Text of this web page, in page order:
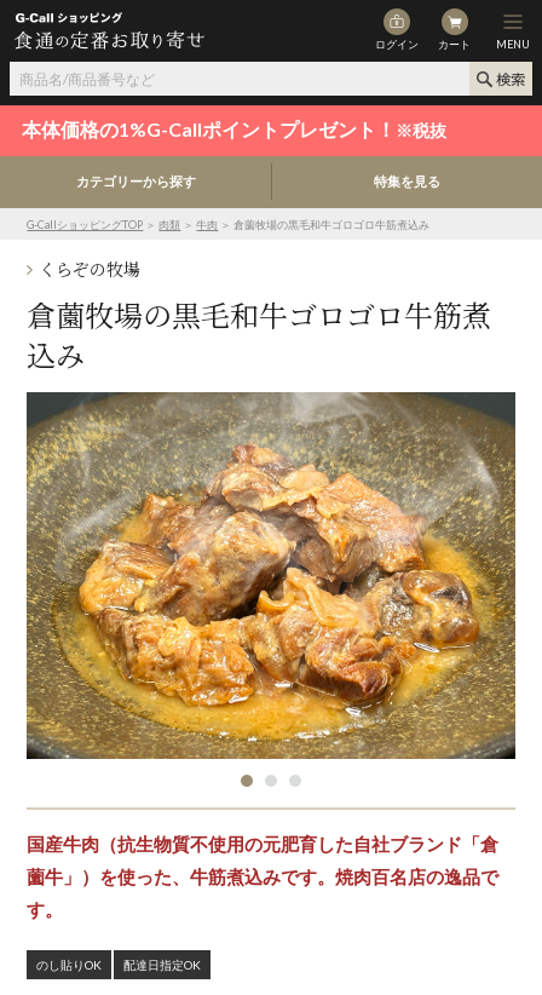
ログイン カート MENU
本体価格の1%G-Callポイントプレゼント！ ※税抜
カテゴリーから探す 特集を見る
G-CallショッピングTOP ＞肉類 ＞牛肉 ＞ 倉薗牧場の黒毛和牛ゴロゴロ牛筋煮込み
くらぞの牧場
倉薗牧場の黒毛和牛ゴロゴロ牛筋煮
込み
国産牛肉（抗生物質不使用の元肥育した自社ブランド「倉
薗牛」）を使った、牛筋煮込みです。焼肉百名店の逸品で
す。
のし貼りOK 配達日指定OK